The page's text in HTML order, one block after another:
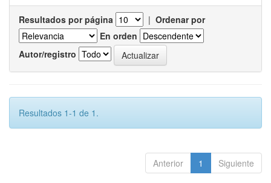
Resultados por página | Ordenar por
En orden
Autor/registro
Resultados 1-1 de 1.
Anterior 1 Siguiente